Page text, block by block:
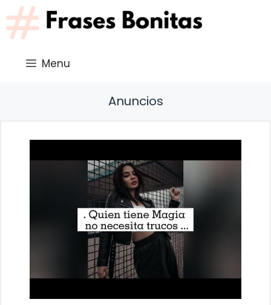
Saltar
al
contenido
Menu
Anuncios